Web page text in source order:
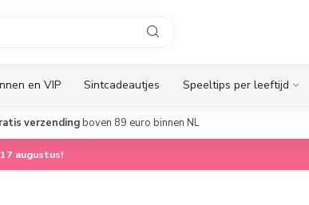
en VIP Sintcadeautjes Speeltips per leeftijd
verzendingboven 89 euro binnen NL
augustus!